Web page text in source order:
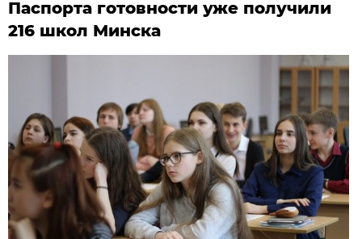
Паспорта готовности уже получили
216 школ Минска